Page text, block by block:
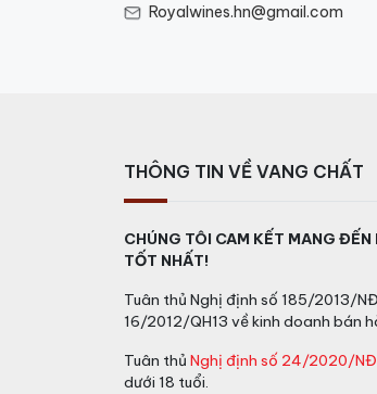
Royalwines.hn@gmail.com
THÔNG TIN VỀ VANG CHẤT
CHÚNG TÔI CAM KẾT MANG
TỐT NHẤT!
Tuân thủ Nghị định số 185/2013/
16/2012/QH13 về kinh doanh bán
Tuân thủ Nghị định số 24/2020/
dưới 18 tuổi.